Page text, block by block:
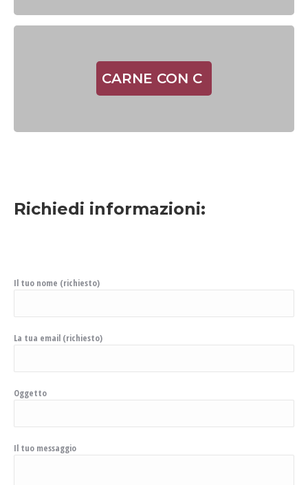
CARNE CON C
Richiedi informazioni:
Il tuo nome (richiesto)
La tua email (richiesto)
Oggetto
Il tuo messaggio